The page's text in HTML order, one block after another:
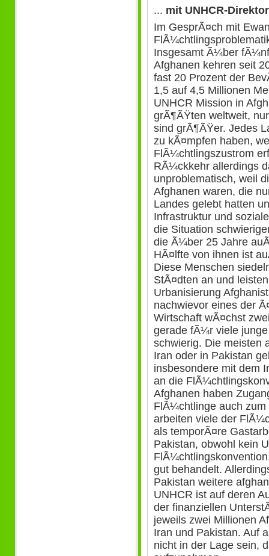
... mit UNHCR-
Im GesprÃ¤ch mit
Insgesamt Ã¼ber
Afghanen kehren seit
fast 20 Prozent der
1,5 auf 4,5 Millionen
UNHCR Mission in
grÃ¶ÃŸten weltweit,
sind grÃ¶ÃŸer. Jedes
zu kÃ¤mpfen haben,
FlÃ¼chtlingszustrom
RÃ¼ckkehr allerdings
unproblematisch, weil
Afghanen waren, die
Landes gelebt hatten
Infrastruktur und
die Situation
die Ã¼ber 25 Jahre
HÃ¤lfte von ihnen ist
Diese Menschen
StÃ¤dten an und
Urbanisierung
nachwievor eines der
Wirtschaft wÃ¤chst
gerade fÃ¼r viele
schwierig. Die meisten
Iran oder in Pakistan
insbesondere mit dem
an die
Afghanen haben
FlÃ¼chtlinge auch
arbeiten viele der
als temporÃ¤re
Pakistan, obwohl kein
gut behandelt.
Pakistan weitere
UNHCR ist auf deren
der finanziellen
jeweils zwei Millionen
Iran und Pakistan. Auf
nicht in der Lage sein,